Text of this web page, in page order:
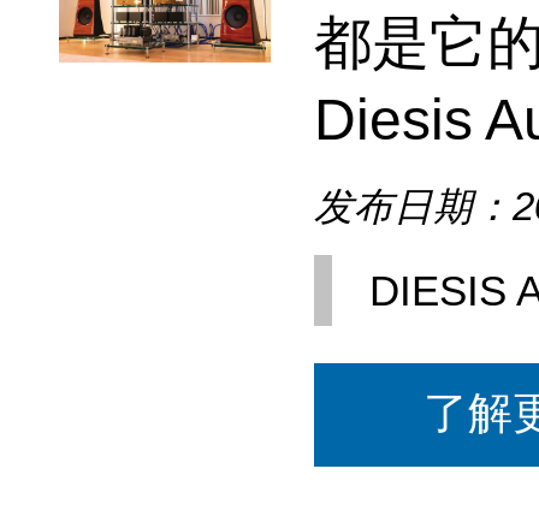
都是它
Diesis
发布日期：
DIESIS
了解